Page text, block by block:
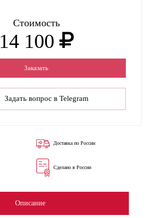
Стоимость
14 100
Заказать
Задать вопрос в Telegram
Доставка по России
Сделано в России
Описание